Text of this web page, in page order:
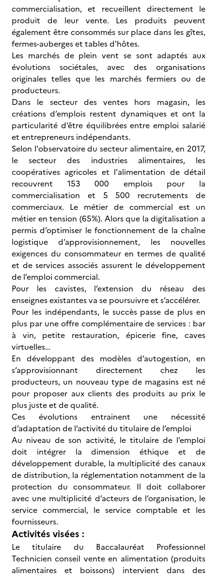
commercialisation, et recueillent directement le
produit de leur vente. Les produits peuvent
également être consommés sur place dans les gîtes,
fermes-auberges et tables d'hôtes.
Les marchés de plein vent se sont adaptés aux
évolutions sociétales, avec des organisations
originales telles que les marchés fermiers ou de
producteurs.
Dans le secteur des ventes hors magasin, les
créations d’emplois restent dynamiques et ont la
particularité d’être équilibrées entre emploi salarié
et entrepreneurs indépendants.
Selon l'observatoire du secteur alimentaire, en 2017,
le secteur des industries alimentaires, les
coopératives agricoles et l'alimentation de détail
recouvrent 153 000 emplois pour la
commercialisation et 5 500 recrutements de
commerciaux. Le métier de commercial est un
métier en tension (65%). Alors que la digitalisation a
permis d’optimiser le fonctionnement de la chaîne
logistique d’approvisionnement, les nouvelles
exigences du consommateur en termes de qualité
et de services associés assurent le développement
de l’emploi commercial.
Pour les cavistes, l’extension du réseau des
enseignes existantes va se poursuivre et s’accélérer.
Pour les indépendants, le succès passe de plus en
plus par une offre complémentaire de services : bar
à vin, petite restauration, épicerie fine, caves
virtuelles…
En développant des modèles d’autogestion, en
s’approvisionnant directement chez les
producteurs, un nouveau type de magasins est né
pour proposer aux clients des produits au prix le
plus juste et de qualité.
Ces évolutions entrainent une nécessité
d’adaptation de l’activité du titulaire de l’emploi
Au niveau de son activité, le titulaire de l’emploi
doit intégrer la dimension éthique et de
développement durable, la multiplicité des canaux
de distribution, la réglementation notamment de la
protection du consommateur. Il doit collaborer
avec une multiplicité d’acteurs de l’organisation, le
service commercial, le service comptable et les
fournisseurs.
Activités visées :
Le titulaire du Baccalauréat Professionnel
Technicien conseil vente en alimentation (produits
alimentaires et boissons) intervient dans des